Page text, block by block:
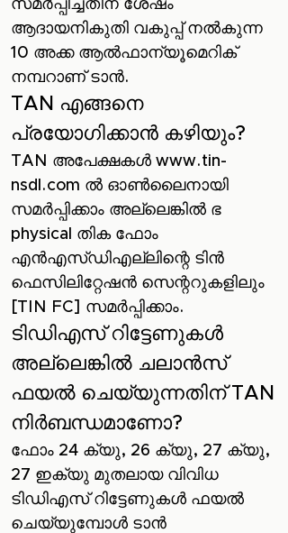
സമർപ്പിച്ചതിന് ശേഷം
ആദായനികുതി വകുപ്പ് നൽകുന്ന
10 അക്ക ആൽഫാന്യൂമെറിക്
നമ്പറാണ് ടാൻ.
TAN എങ്ങനെ
പ്രയോഗിക്കാൻ കഴിയും?
TAN അപേക്ഷകൾ www.tin-
nsdl.com ൽ ഓൺലൈനായി
സമർപ്പിക്കാം അല്ലെങ്കിൽ ഭ
physical തിക ഫോം
എൻ‌എസ്‌ഡി‌എല്ലിന്റെ ടിൻ
ഫെസിലിറ്റേഷൻ സെന്ററുകളിലും
[TIN FC] സമർപ്പിക്കാം.
ടി‌ഡി‌എസ് റിട്ടേണുകൾ
അല്ലെങ്കിൽ ചലാൻ‌സ്
ഫയൽ ചെയ്യുന്നതിന് TAN
നിർബന്ധമാണോ?
ഫോം 24 ക്യു, 26 ക്യു, 27 ക്യു,
27 ഇക്യു മുതലായ വിവിധ
ടി‌ഡി‌എസ് റിട്ടേണുകൾ ഫയൽ
ചെയ്യുമ്പോൾ ടാൻ